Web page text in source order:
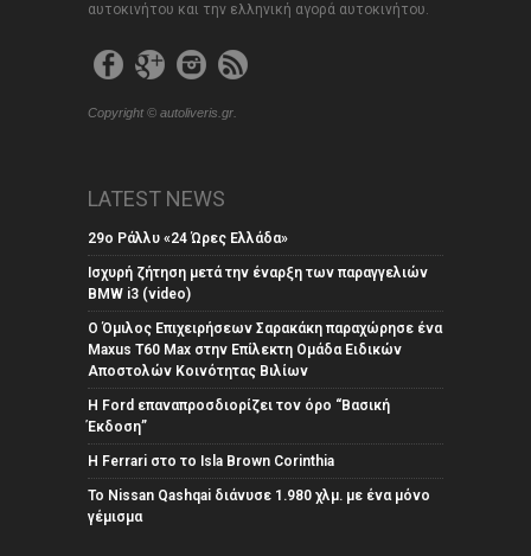
αυτοκινήτου και την ελληνική αγορά αυτοκινήτου.
Copyright © autoliveris.gr.
LATEST NEWS
29ο Ράλλυ «24 Ώρες Ελλάδα»
Ισχυρή ζήτηση μετά την έναρξη των παραγγελιών
BMW i3 (video)
Ο Όμιλος Επιχειρήσεων Σαρακάκη παραχώρησε ένα
Maxus T60 Max στην Επίλεκτη Ομάδα Ειδικών
Αποστολών Κοινότητας Βιλίων
Η Ford επαναπροσδιορίζει τον όρο “Βασική
Έκδοση”
Η Ferrari στο το Isla Brown Corinthia
Το Nissan Qashqai διάνυσε 1.980 χλμ. με ένα μόνο
γέμισμα